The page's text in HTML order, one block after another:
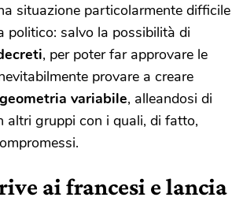
situazione particolarmente difficile
politico: salvo la possibilità di
, per poter far approvare le
provare a creare
variabile, alleandosi di
altri gruppi con i quali, di fatto,
ai francesi e lancia